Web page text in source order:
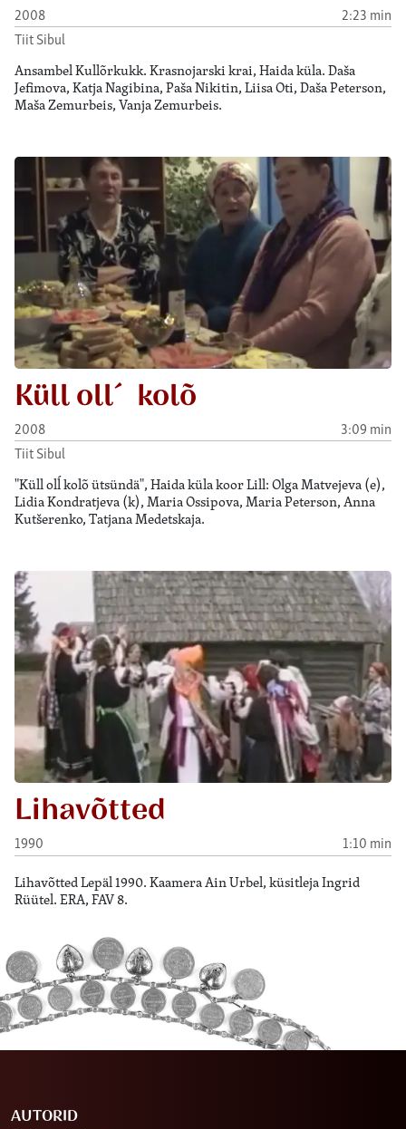
2008
2:23 min
Tiit Sibul
Ansambel Kullõrkukk. Krasnojarski krai, Haida küla. Daša
Jefimova, Katja Nagibina, Paša Nikitin, Liisa Oti, Daša Peterson,
Maša Zemurbeis, Vanja Zemurbeis.
Küll oll´ kolõ
2008
3:09 min
Tiit Sibul
"Küll olĺ kolõ ütsündä", Haida küla koor Lill: Olga Matvejeva (e),
Lidia Kondratjeva (k), Maria Ossipova, Maria Peterson, Anna
Kutšerenko, Tatjana Medetskaja.
Lihavõtted
1990 1:10 min
Lihavõtted Lepäl 1990. Kaamera Ain Urbel, küsitleja Ingrid
Rüütel. ERA, FAV 8.
AUTORID